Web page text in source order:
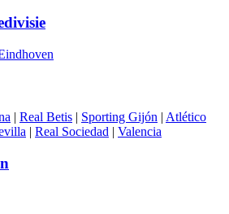
| Real Betis | Sporting Gijón | Atlético
| Real Sociedad | Valencia